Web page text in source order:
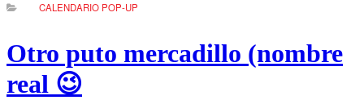
CALENDARIO POP-UP
Otro puto mercadillo (nombre
real 😉